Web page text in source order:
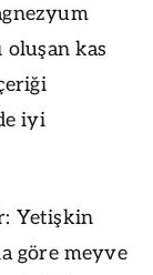
oluşan kas
iyi
Yetişkin
göre meyve